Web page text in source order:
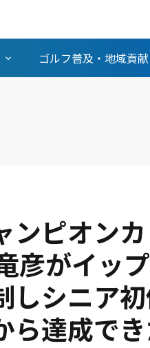
ゴルフ普及・地域貢献
ンピオンカ
彦がイッ
しシニア
達成でき